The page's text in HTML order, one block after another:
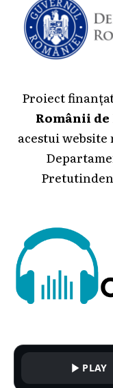
Proiect
Românii
acestui
PLAY